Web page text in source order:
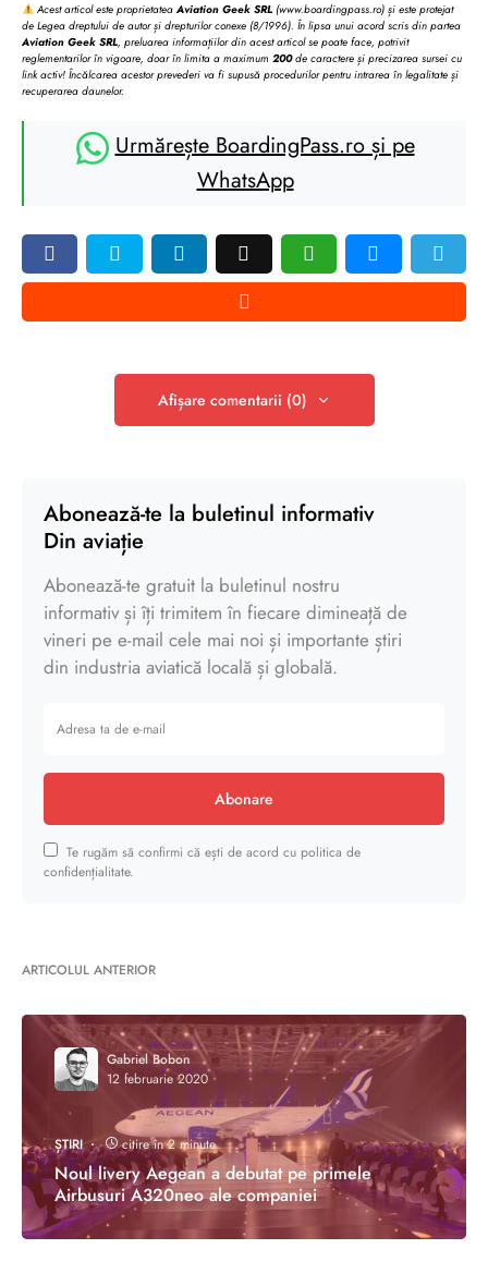
Acest articol este proprietateaAviation Geek SRL (www.boardingpass.ro) și este protejat
de Legea dreptului de autor și drepturilor conexe (8/1996). În lipsa unui acord scris din partea
Aviation Geek SRL, preluarea informațiilor din acest articol se poate face, potrivit
reglementarilor în vigoare, doar în limita a maximum 200de caractere și precizarea sursei cu
link activ! Încălcarea acestor prevederi va fi supusă procedurilor pentru intrarea în legalitate și
recuperarea daunelor.
Urmărește BoardingPass.ro și pe
WhatsApp
Afișare comentarii (0)
Abonează-te la buletinul informativ
Din aviație
Abonează-te gratuit la buletinul nostru
informativ și îți trimitem în fiecare dimineață de
vineri pe e-mail cele mai noi și importante știri
din industria aviatică locală și globală.
Abonare
Te rugăm să confirmi că ești de acord cu politica de
confidențialitate.
ARTICOLUL ANTERIOR
Gabriel Bobon
12 februarie 2020
ȘTIRI citire în 2 minute
Noul livery Aegean a debutat pe primele
Airbusuri A320neo ale companiei